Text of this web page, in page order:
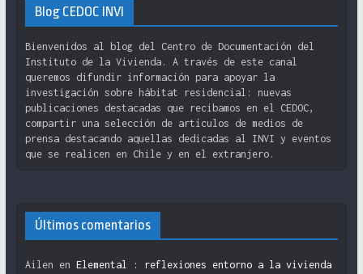
Blog CEDOC INVI
Bienvenidos al blog del Centro de Documentación del
Instituto de la Vivienda. A través de este canal
queremos difundir información para apoyar la
investigación sobre hábitat residencial: nuevas
publicaciones destacadas que recibamos en el CEDOC,
compartir una selección de artículos de medios de
prensa destacando aquellas dedicadas al INVI y eventos
que se realicen en Chile y en el extranjero.
Últimos comentarios
Ailen en Elemental : reflexiones entorno a la vivienda